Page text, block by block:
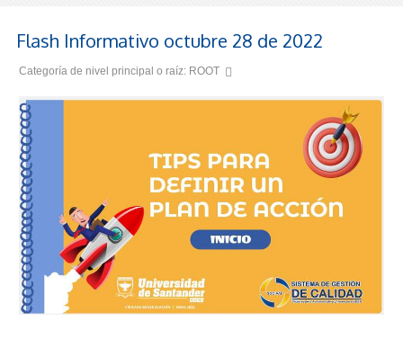
Flash Informativo octubre 28 de 2022
Categoría de nivel principal o raíz: ROOT